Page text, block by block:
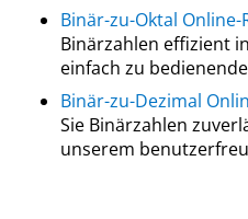
Binär-zu-Oktal Online-
Binärzahlen effizient
einfach zu
Binär-zu-Dezimal
Sie Binärzahlen
unserem